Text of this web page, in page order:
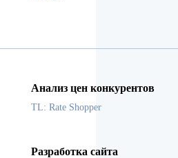
Анализ цен конкурентов
TL: Rate Shopper
Разработка сайта